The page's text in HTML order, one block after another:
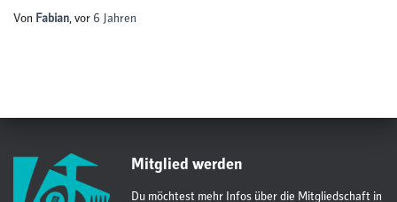
Von Fabian, vor 6 Jahren
Mitglied werden
Du möchtest mehr Infos über die Mitgliedschaft in